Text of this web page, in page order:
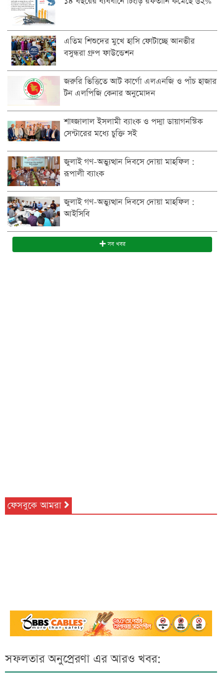
এতিম শিশুদের মুখে হাসি ফোটাচ্ছে আনভীর
বসুন্ধরা গ্রুপ ফাউন্ডেশন
জরুরি ভিত্তিতে আট কার্গো এলএনজি ও পাঁচ হাজার
টন এলপিজি কেনার অনুমোদন
শাহ্জালাল ইসলামী ব্যাংক ও পদ্মা ডায়াগনস্টিক
সেন্টারের মধ্যে চুক্তি সই
জুলাই গণ-অভ্যুত্থান দিবসে দোয়া মাহফিল :
রূপালী ব্যাংক
জুলাই গণ-অভ্যুত্থান দিবসে দোয়া মাহফিল :
আইসিবি
সব খবর
ফেসবুকে আমরা
সফলতার অনুপ্রেরণা এর আরও খবর: